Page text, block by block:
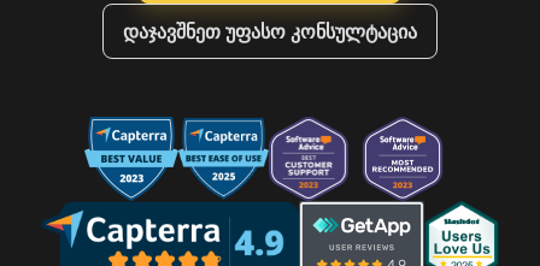
დაჯავშნეთ უფასო კონსულტაცია